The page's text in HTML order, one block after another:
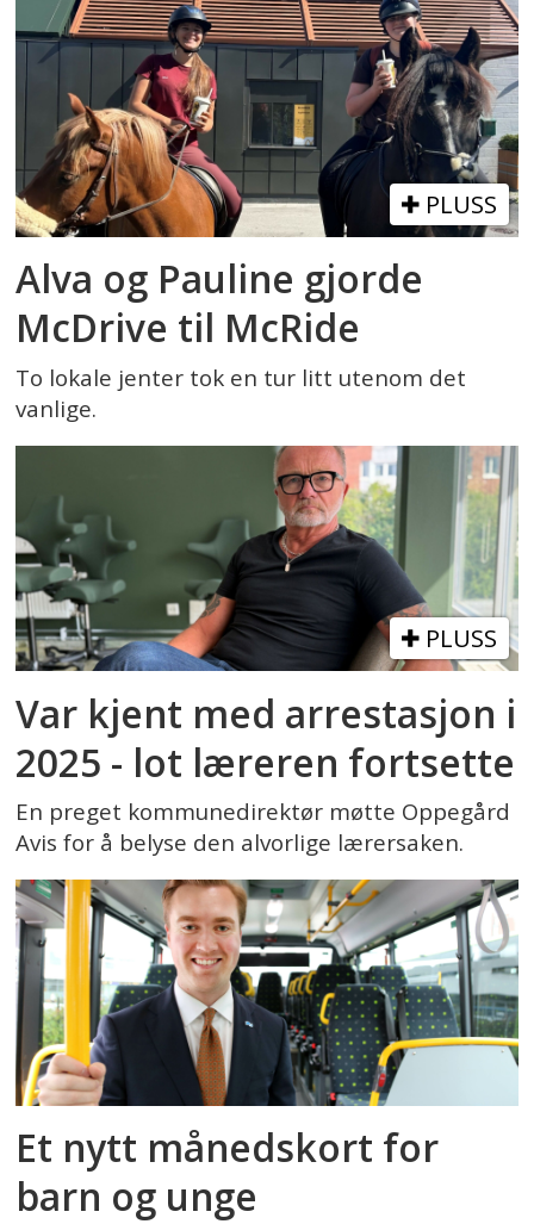
PLUSS
Alva og Pauline gjorde
McDrive til McRide
To lokale jenter tok en tur litt utenom det
vanlige.
PLUSS
Var kjent med arrestasjon i
2025 - lot læreren fortsette
En preget kommunedirektør møtte Oppegård
Avis for å belyse den alvorlige lærersaken.
Et nytt månedskort for
barn og unge